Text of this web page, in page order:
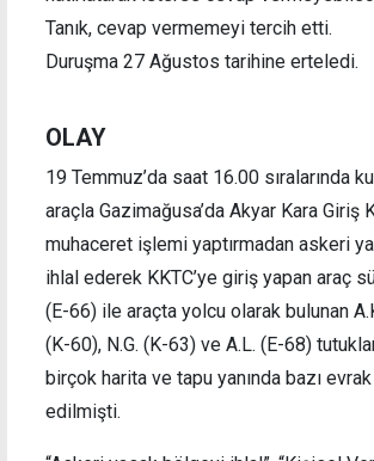
Tanık, cevap vermemeyi tercih etti.
Duruşma 27 Ağustos tarihine erteledi.
OLAY
19 Temmuz’da saat 16.00 sıralarında
araçla Gazimağusa’da Akyar Kara Giriş
muhaceret işlemi yaptırmadan askeri
ihlal ederek KKTC’ye giriş yapan araç
(E-66) ile araçta yolcu olarak bulunan
(K-60), N.G. (K-63) ve A.L. (E-68)
birçok harita ve tapu yanında bazı
edilmişti.